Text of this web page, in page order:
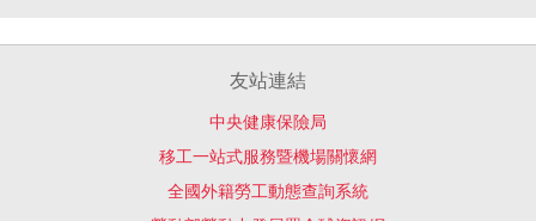
友站連結
中央健康保險局
移工一站式服務暨機場關懷網
全國外籍勞工動態查詢系統